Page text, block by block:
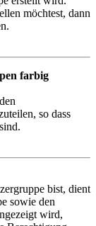
möchtest, dann
farbig
so dass
bist, dient
sowie den
wird,